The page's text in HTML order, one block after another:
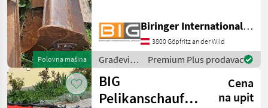
Polovna mašina
strojevi Lopate i kante
Biringer International GmbH
3800 Göpfritz an der Wild
Građevinski
strojevi /
Sonstige
Premium Plus prodavac
BIG
Pelikanschaufel
Cena
na upit